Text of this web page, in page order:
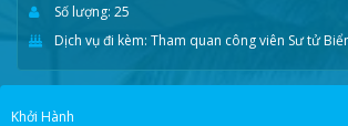
Số lượng: 25
Dịch vụ đi kèm: Tham quan công viên Sư tử
Khởi Hành